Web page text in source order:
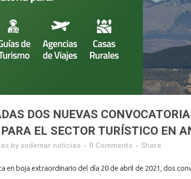
DOS NUEVAS
EL SECTOR TURÍSTICO EN
by sodemar noticias 0 Comments Share
en boja extraordinario del día 20 de abril de 2021, dos